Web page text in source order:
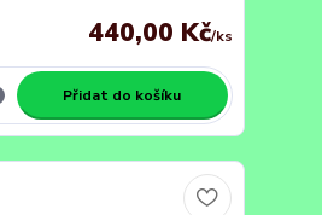
440,00 Kč/ks
Přidat do košíku